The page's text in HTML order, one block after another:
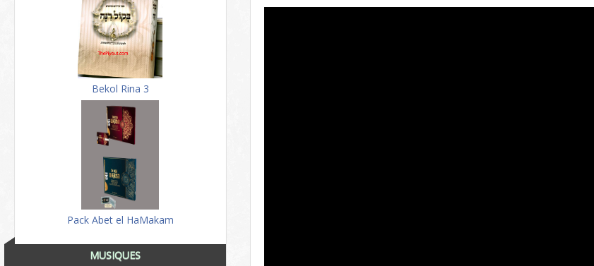
Bekol Rina 3
Pack Abet el HaMakam
MUSIQUES